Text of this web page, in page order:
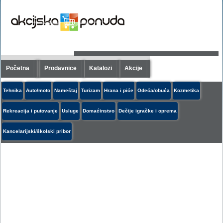
Početna Prodavnice Katalozi Akcije
Tehnika Auto/moto Nameštaj Turizam Hrana i piće Odeća/obuća Kozmetika
Rekreacija i putovanje Usluge Domaćinstvo Dečije igračke i oprema
Kancelarijski/školski pribor